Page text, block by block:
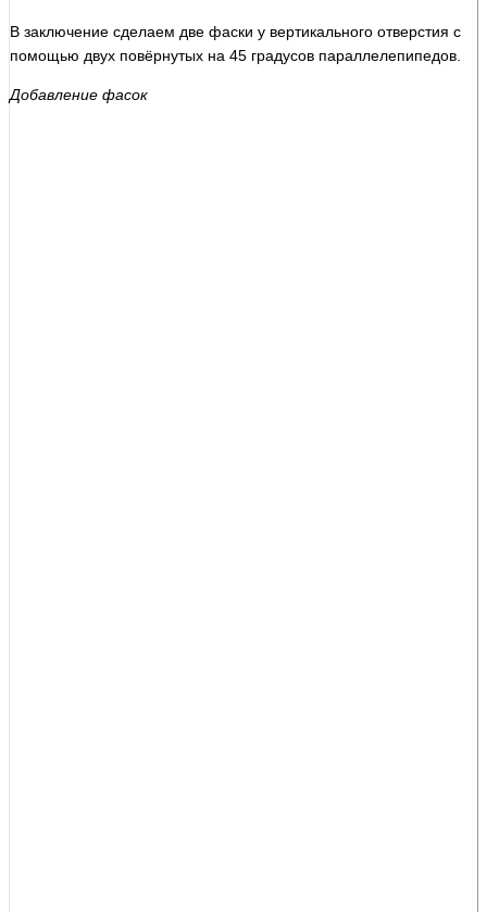
В заключение сделаем две фаски у вертикального отверстия с
помощью двух повёрнутых на 45 градусов параллелепипедов.
Добавление фасок